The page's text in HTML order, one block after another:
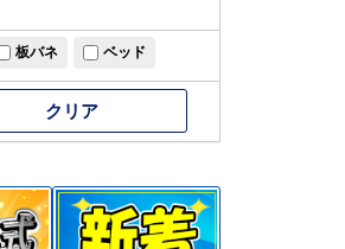
板バネ ベッド